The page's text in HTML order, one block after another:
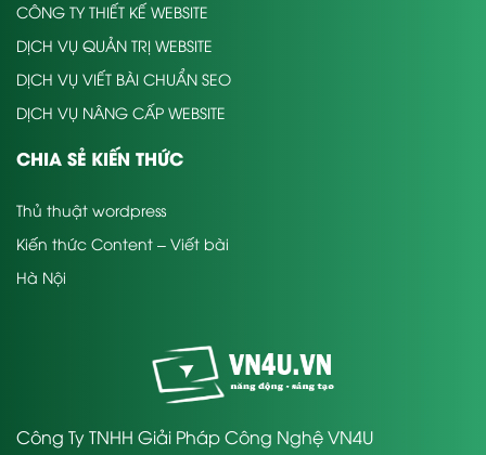
CÔNG TY THIẾT KẾ WEBSITE
DỊCH VỤ QUẢN TRỊ WEBSITE
DỊCH VỤ VIẾT BÀI CHUẨN SEO
DỊCH VỤ NÂNG CẤP WEBSITE
CHIA SẺ KIẾN THỨC
Thủ thuật wordpress
Kiến thức Content – Viết bài
Hà Nội
Công Ty TNHH Giải Pháp Công Nghệ VN4U